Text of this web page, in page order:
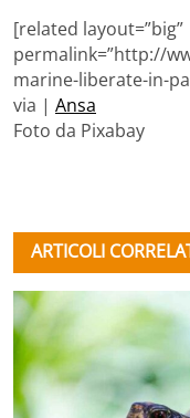
[related layout=”big”
permalink=”http://
marine-liberate-in-
via | Ansa
Foto da Pixabay
ARTICOLI